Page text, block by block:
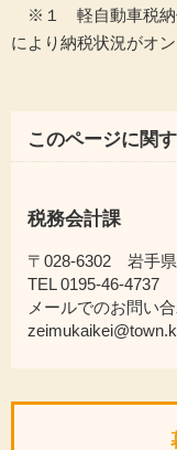
※１ 軽自動車税納
により納税状況がオ
このページに関
税務会計課
〒028-6302 岩手
TEL 0195-46-4737
メールでのお問い